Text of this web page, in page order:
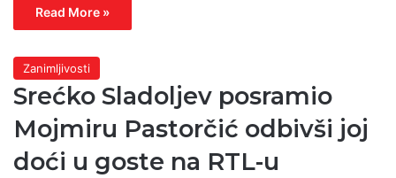
Read More »
Zanimljivosti
Srećko Sladoljev posramio
Mojmiru Pastorčić odbivši joj
doći u goste na RTL-u